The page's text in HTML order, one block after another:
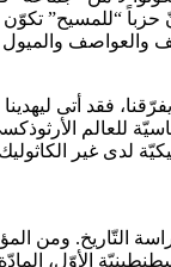
لا من نصّ بولس ولا من رسالة البابا
والعواصف
أتى ليهدينا
للعالم
لدى غير
التّاريخ. ومن